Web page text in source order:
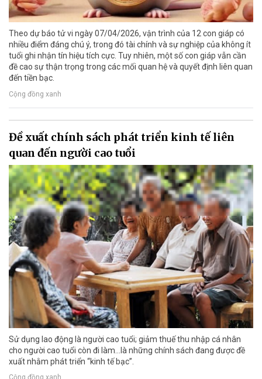
Theo dự báo tử vi ngày 07/04/2026, vận trình của 12 con giáp có
nhiều điểm đáng chú ý, trong đó tài chính và sự nghiệp của không ít
tuổi ghi nhận tín hiệu tích cực. Tuy nhiên, một số con giáp vẫn cần
đề cao sự thận trọng trong các mối quan hệ và quyết định liên quan
đến tiền bạc.
Cộng đồng xanh
Đề xuất chính sách phát triển kinh tế liên
quan đến người cao tuổi
Sử dụng lao động là người cao tuổi; giảm thuế thu nhập cá nhân
cho người cao tuổi còn đi làm…là những chính sách đang được đề
xuất nhằm phát triển “kinh tế bạc”.